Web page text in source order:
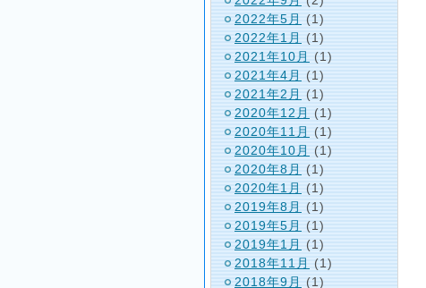
2022年5月 (1)
2022年1月 (1)
2021年10月
(1)
2021年4月
(1)
2021年2月 (1)
2020年12月 (1)
2020年11月
(1)
2020年10月
(1)
2020年8月 (1)
2020年1月 (1)
2019年8月
(1)
2019年5月
(1)
2019年1月 (1)
2018年11月 (1)
2018年9月
(1)